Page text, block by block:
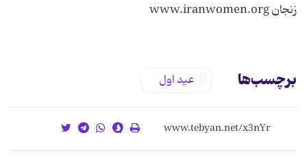
زنجان www.iranwomen.org
برچسب‌ها عید اول